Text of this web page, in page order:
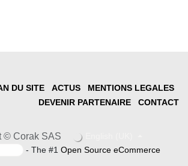
DU SITE ACTUS
MENTIONS LEGALES
DEVENIR PARTENAIRE
CONTACT
© Corak SAS
- The #1 Open Source eCommerce